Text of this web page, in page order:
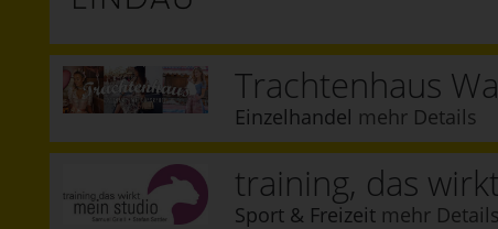
Trachtenhaus
Einzelhandel mehr Details
training, das
Sport & Freizeit mehr Details